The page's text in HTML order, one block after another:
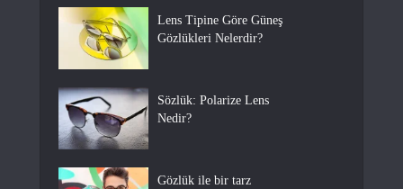
Lens Tipine Göre Güneş
Gözlükleri Nelerdir?
Sözlük: Polarize Lens
Nedir?
Gözlük ile bir tarz